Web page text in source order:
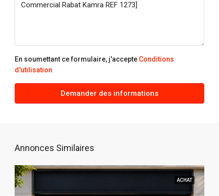
En soumettant ce formulaire, j'accepte Conditions
d'utilisation
Demander des informations
Annonces Similaires
ACHAT